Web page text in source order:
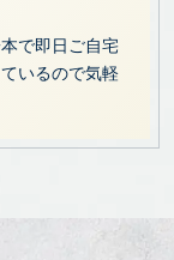
で即日ご自宅
いるので気軽